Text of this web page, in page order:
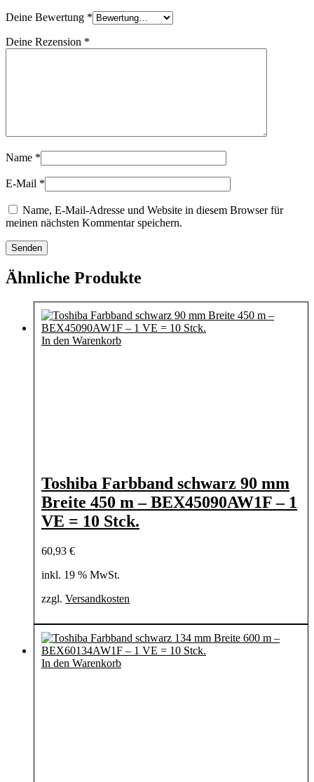
Deine Bewertung *
Deine Rezension *
Name *
E-Mail *
Name, E-Mail-Adresse und Website in diesem Browser für
meinen nächsten Kommentar speichern.
Ähnliche Produkte
In den Warenkorb
Toshiba Farbband schwarz 90 mm
Breite 450 m – BEX45090AW1F – 1
VE = 10 Stck.
60,93 €
inkl. 19 % MwSt.
zzgl. Versandkosten
In den Warenkorb